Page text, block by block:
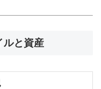
ルと資産